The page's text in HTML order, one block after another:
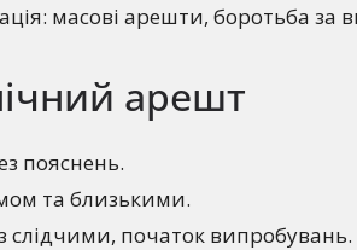
масові арешти, боротьба за
арешт
пояснень.
та близькими.
слідчими, початок випробувань.